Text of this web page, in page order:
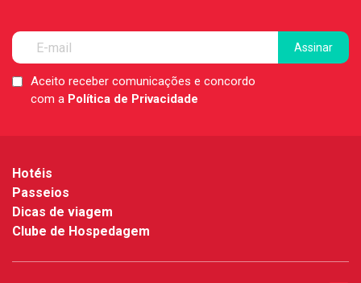
LGPDAceito receber comunicações e concordo
com a Política de Privacidade
Hotéis
Passeios
Dicas de viagem
Clube de Hospedagem